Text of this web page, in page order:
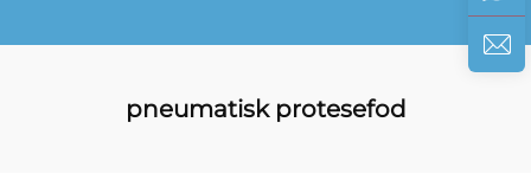
pneumatisk protesefod